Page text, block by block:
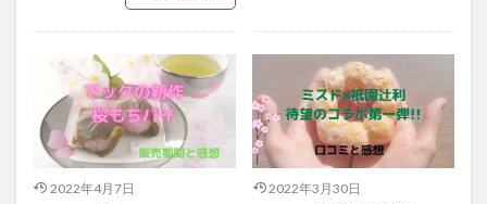
2022年4月7日 2022年3月30日